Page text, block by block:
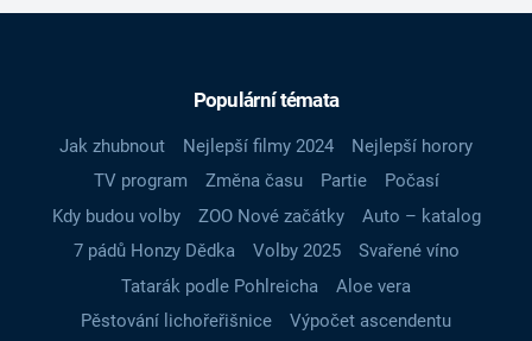
Populární témata
Jak zhubnout Nejlepší filmy 2024
Nejlepší horory
TV program
Změna času Partie
Počasí
Kdy budou volby
ZOO Nové začátky
Auto – katalog
7 pádů Honzy Dědka
Volby 2025
Svařené víno
Tatarák podle Pohlreicha
Aloe vera
Pěstování lichořeřišnice
Výpočet ascendentu